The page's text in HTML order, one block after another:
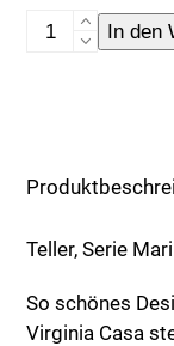
Ovaler
Teller,Virginia
Italy,
In den
Teller, Serie
So schönes
Virginia Casa